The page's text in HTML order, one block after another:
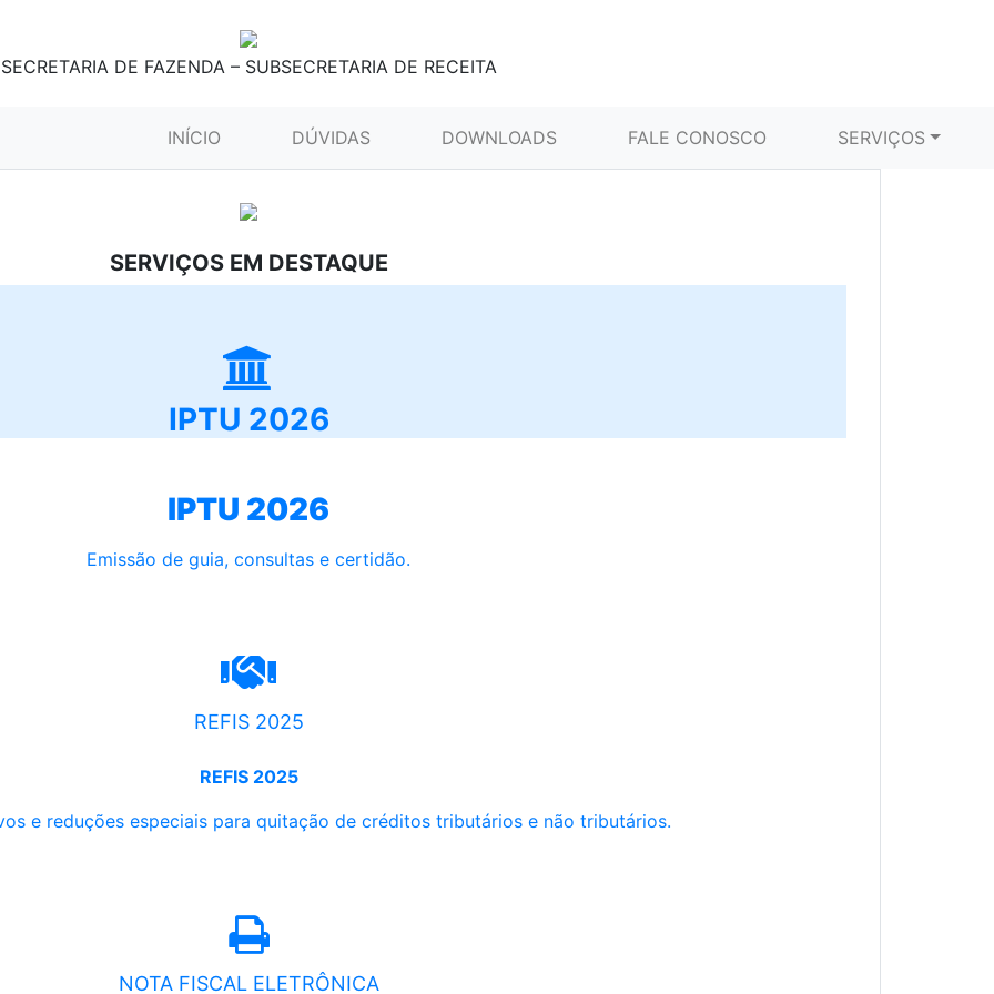
SECRETARIA DE FAZENDA – SUBSECRETARIA DE RECEITA
INÍCIO (CURRENT)DÚVIDAS DOWNLOADS FALE CONOSCO SERVIÇOS
SERVIÇOS EM DESTAQUE
IPTU 2026
IPTU 2026
Emissão de guia, consultas e certidão.
REFIS 2025
REFIS 2025
e reduções especiais para quitação de créditos tributários e não tributários.
NOTA FISCAL ELETRÔNICA